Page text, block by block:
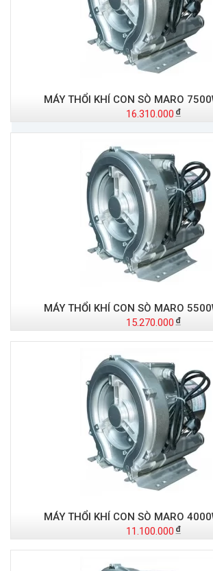
MÁY THỔI KHÍ CON SÒ MARO
16.310.000
MÁY THỔI KHÍ CON SÒ MARO
15.270.000
MÁY THỔI KHÍ CON SÒ MARO
11.100.000